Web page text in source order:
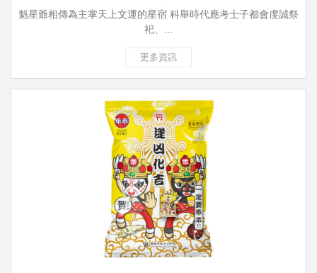
魁星爺相傳為主掌天上文運的星宿 科舉時代應考士子都會虔誠祭
祀、...
更多資訊